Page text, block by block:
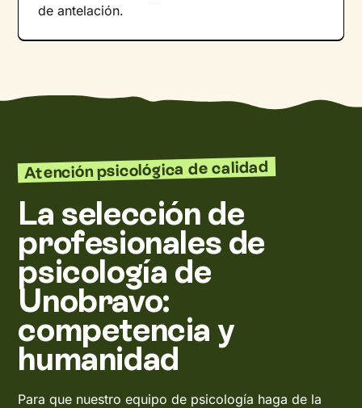
de antelación.
Atención psicológica de calidad
La selección de
profesionales de
psicología de
Unobravo:
competencia y
humanidad
Para que nuestro equipo de psicología haga de la